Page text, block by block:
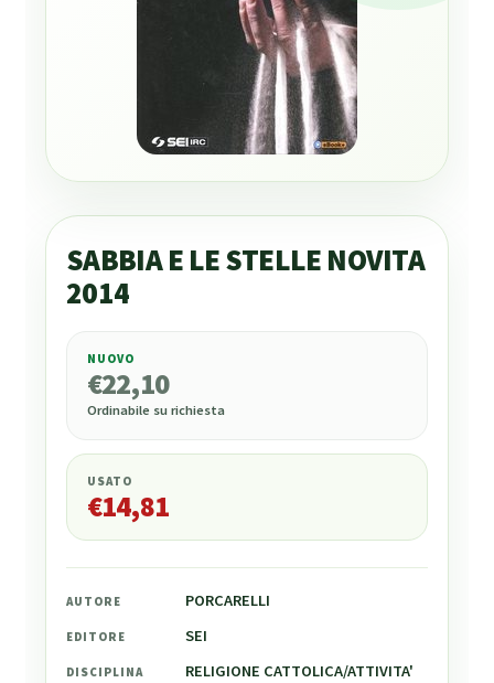
SABBIA E LE STELLE NOVITA
2014
22,10
NUOVO
€22,10
Ordinabile su richiesta
USATO
€14,81
AUTORE PORCARELLI
EDITORE SEI
DISCIPLINA
RELIGIONE CATTOLICA/ATTIVITA'